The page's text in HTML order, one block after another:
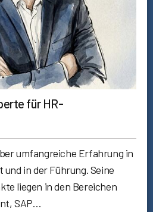
für HR-
umfangreiche Erfahrung in
in der Führung. Seine
liegen in den Bereichen
SAP…